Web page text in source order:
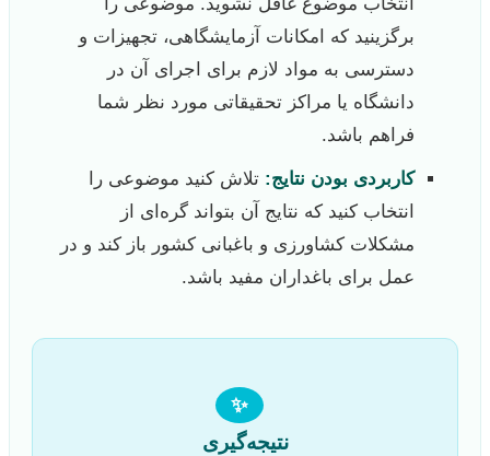
برگزینید که امکانات آزمایشگاهی، تجهیزات و
دسترسی به مواد لازم برای اجرای آن در
دانشگاه یا مراکز تحقیقاتی مورد نظر شما
فراهم باشد.
کاربردی بودن نتایج: تلاش کنید موضوعی را
انتخاب کنید که نتایج آن بتواند گره‌ای از
مشکلات کشاورزی و باغبانی کشور باز کند و در
عمل برای باغداران مفید باشد.
✨
نتیجه‌گیری